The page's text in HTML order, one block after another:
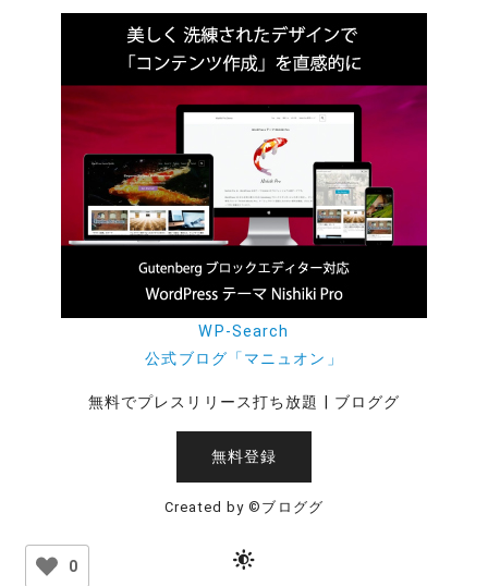
0
WP-Search
公式ブログ「マニュオン」
無料でプレスリリース打ち放題 | ブロググ
無料登録
Created by ©ブロググ